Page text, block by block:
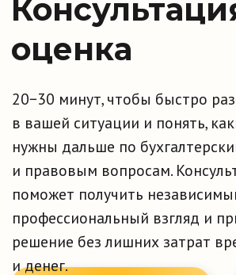
Записаться
в вашей ситуации и понять, какие шаги
нужны дальше по бухгалтерским, налоговым
и правовым вопросам. Консультация
поможет получить независимый
решение без лишних затрат времени